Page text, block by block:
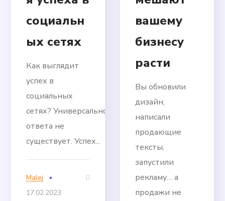
социальн
ых сетях
Как выглядит
успех в
социальных
сетях? Универсального
ответа не
существует. Успех...
Malej
17.02.2023
вашему
бизнесу
расти
Вы обновили
дизайн,
написали
продающие
тексты,
запустили
рекламу… а
продажи не